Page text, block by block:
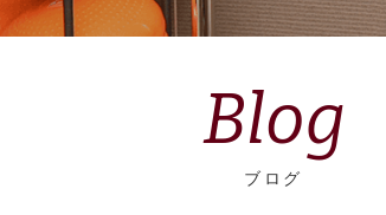
Blog
ブログ